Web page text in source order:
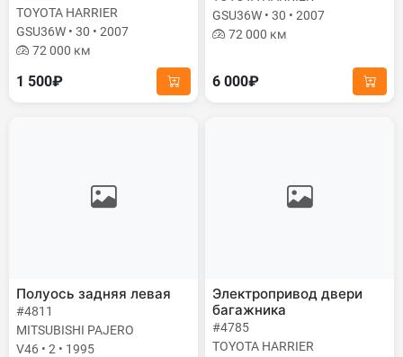
TOYOTA HARRIER
GSU36W • 30 • 2007
72 000 км
1 500₽
GSU36W • 30 • 2007
72 000 км
6 000₽
Полуось задняя левая
#4811
MITSUBISHI PAJERO
V46 • 2 • 1995
Электропривод двери
багажника
#4785
TOYOTA HARRIER